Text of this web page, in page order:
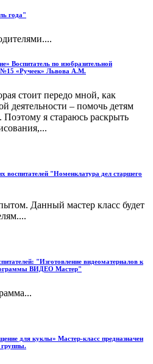
года"
Воспитатель по изобразительной
№15 «Ручеек» Львова А.М.
стоит передо мной, как
деятельности – помочь детям
Поэтому я стараюсь раскрыть
воспитателей "Номенклатура дел старшего
Данный мастер класс будет
"Изготовление видеоматериалов к
ВИДЕО Мастер"
для куклы» Мастер-класс предназначен
группы.